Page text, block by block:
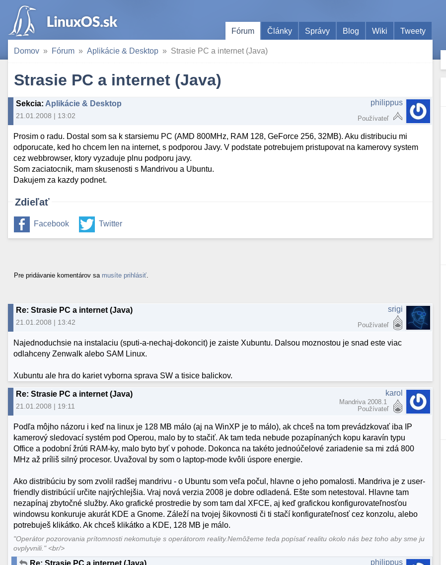
Fórum
Články Správy Blog Wiki Tweety
Domov Fórum Aplikácie & Desktop Strasie PC a internet (Java)
Strasie PC a internet (Java)
Sekcia: Aplikácie & Desktop
21.01.2008 | 13:02
philippus
Používateľ
Prosim o radu. Dostal som sa k starsiemu PC (AMD 800MHz, RAM 128, GeForce 256, 32MB). Aku distribuciu mi
odporucate, ked ho chcem len na internet, s podporou Javy. V podstate potrebujem pristupovat na kamerovy system
cez webbrowser, ktory vyzaduje plnu podporu javy.
Som zaciatocnik, mam skusenosti s Mandrivou a Ubuntu.
Dakujem za kazdy podnet.
Zdieľať
Facebook Twitter
Pre pridávanie komentárov sa musíte prihlásiť
Re: Strasie PC a internet (Java)
21.01.2008 | 13:42
srigi
Používateľ
Najednoduchsie na instalaciu (sputi-a-nechaj-dokoncit) je zaiste Xubuntu. Dalsou moznostou je snad este viac
odlahceny Zenwalk alebo SAM Linux.
Xubuntu ale hra do kariet vyborna sprava SW a tisice balickov.
Re: Strasie PC a internet (Java)
21.01.2008 | 19:11
karol
Mandriva 2008.1
Používateľ
Podľa môjho názoru i keď na linux je 128 MB málo (aj na WinXP je to málo), ak chceš na tom prevádzkovať iba IP
kamerový sledovací systém pod Operou, malo by to stačiť. Ak tam teda nebude pozapínaných kopu karavín typu
Office a podobní žrúti RAM-ky, malo byto byť v pohode. Dokonca na takéto jednoúčelové zariadenie sa mi zdá 800
MHz až príliš silný procesor. Uvažoval by som o laptop-mode kvôli úspore energie.
Ako distribúciu by som zvolil radšej mandrivu - o Ubuntu som veľa počul, hlavne o jeho pomalosti. Mandriva je z user-
friendly distribúcií určite najrýchlejšia. Vraj nová verzia 2008 je dobre odladená. Ešte som netestoval. Hlavne tam
nezapínaj zbytočné služby. Ako grafické prostredie by som tam dal XFCE, aj keď grafickou konfigurovateľnosťou
windowsu konkuruje akurát KDE a Gnome. Záleží na tvojej šikovnosti či ti stačí konfigurateľnosť cez konzolu, alebo
potrebuješ klikátko. Ak chceš klikátko a KDE, 128 MB je málo.
"Operátor pozorovania prítomnosti nekomutuje s operátorom reality.Nemôžeme teda popísať realitu okolo nás bez toho aby sme ju
ovplyvnili." <br/>
Re: Strasie PC a internet (Java) philippus